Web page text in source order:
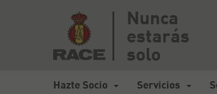
Nunca
estarás
solo
Hazte Socio Servicios
Inicio>Mapa de carreteras España >Mapa